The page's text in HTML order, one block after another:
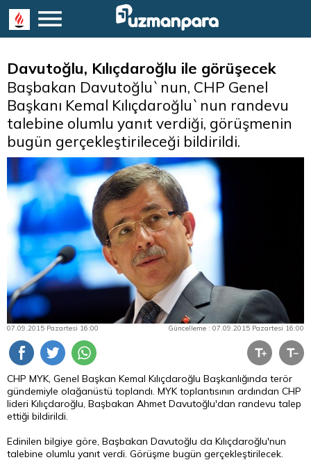
Davutoğlu, Kılıçdaroğlu ile görüşecek
Başbakan Davutoğlu`nun, CHP Genel
Başkanı Kemal Kılıçdaroğlu`nun randevu
talebine olumlu yanıt verdiği, görüşmenin
bugün gerçekleştirileceği bildirildi.
07.09.2015 Pazartesi 16:00 Güncelleme : 07.09.2015 Pazartesi 16:00
CHP MYK, Genel Başkan Kemal Kılıçdaroğlu Başkanlığında terör
gündemiyle olağanüstü toplandı. MYK toplantısının ardından CHP
lideri Kılıçdaroğlu, Başbakan Ahmet Davutoğlu'dan randevu talep
ettiği bildirildi.
Edinilen bilgiye göre, Başbakan Davutoğlu da Kılıçdaroğlu'nun
talebine olumlu yanıt verdi. Görüşme bugün gerçekleştirilecek.